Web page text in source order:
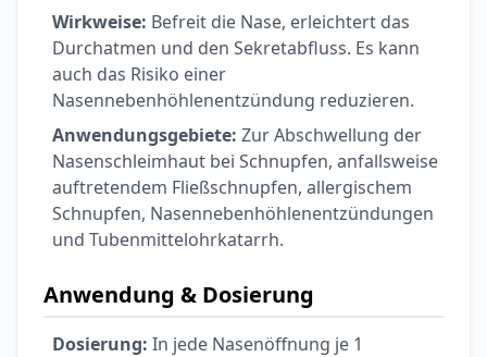
Wirkweise: Befreit die Nase, erleichtert das
Durchatmen und den Sekretabfluss. Es kann
auch das Risiko einer
Nasennebenhöhlenentzündung reduzieren.
Anwendungsgebiete: Zur Abschwellung der
Nasenschleimhaut bei Schnupfen, anfallsweise
auftretendem Fließschnupfen, allergischem
Schnupfen, Nasennebenhöhlenentzündungen
und Tubenmittelohrkatarrh.
Anwendung & Dosierung
Dosierung: In jede Nasenöffnung je 1